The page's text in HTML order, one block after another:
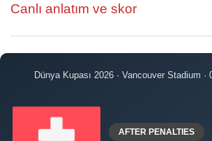
Canlı anlatım ve skor
Dünya Kupası 2026 · Vancouver Stadium ·
AFTER PENALTIES